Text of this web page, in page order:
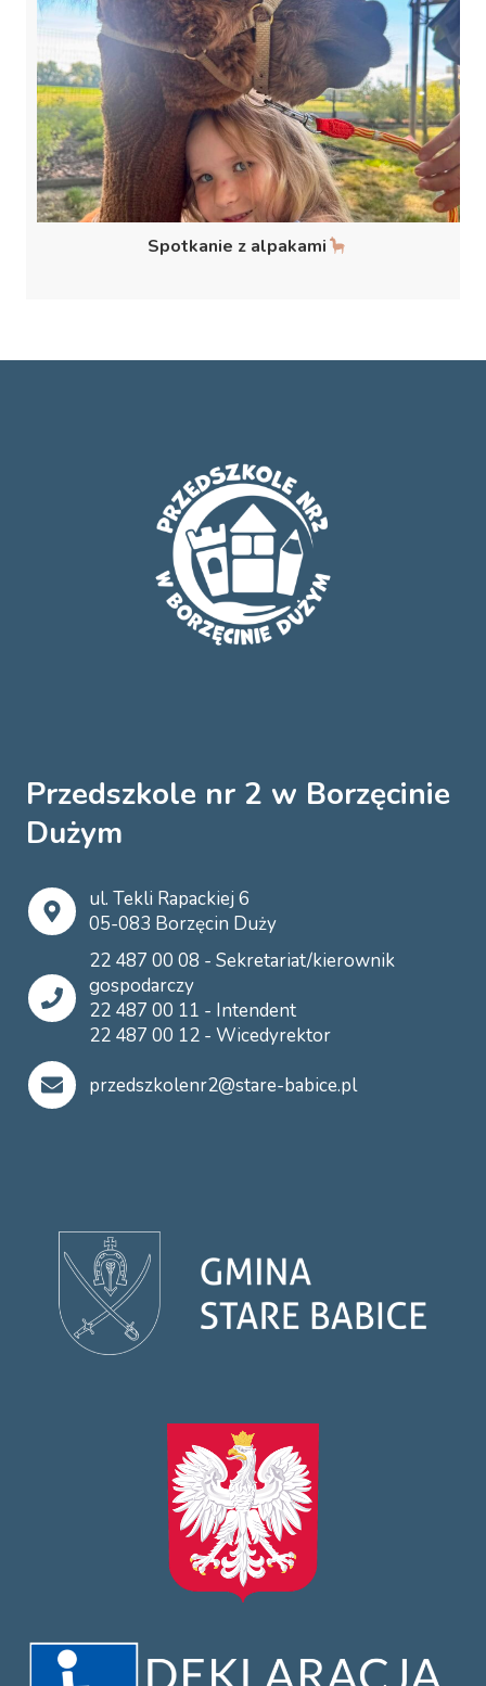
Spotkanie z alpakami
Przedszkole nr 2 w Borzęcinie
Dużym
ul. Tekli Rapackiej 6
05-083 Borzęcin Duży
22 487 00 08 - Sekretariat/kierownik
gospodarczy
22 487 00 11 - Intendent
22 487 00 12 - Wicedyrektor
przedszkolenr2@stare-babice.pl